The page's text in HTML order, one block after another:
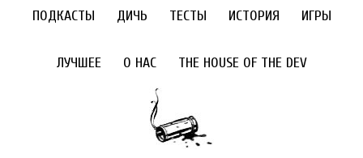
ПОДКАСТЫ ДИЧЬ ТЕСТЫ ИСТОРИЯ ИГРЫ
ЛУЧШЕЕ О НАС THE HOUSE OF THE DEV